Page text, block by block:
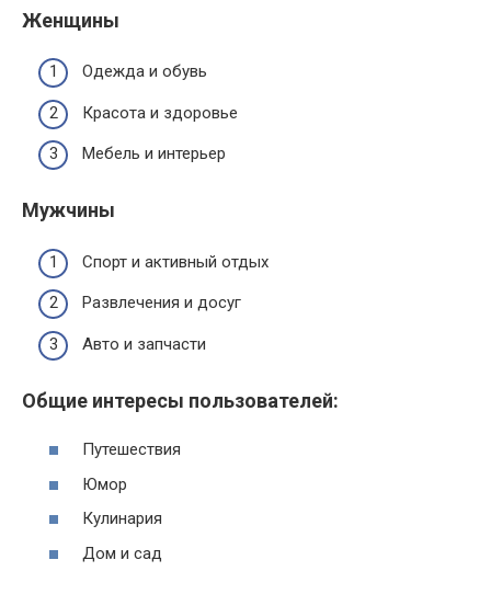
Женщины
Одежда и обувь
Красота и здоровье
Мебель и интерьер
Мужчины
Спорт и активный отдых
Развлечения и досуг
Авто и запчасти
Общие интересы пользователей:
Путешествия
Юмор
Кулинария
Дом и сад